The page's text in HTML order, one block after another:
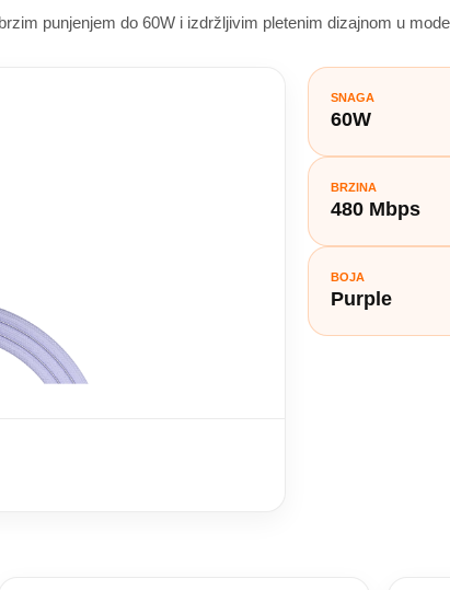
punjenjem do 60W i izdržljivim pletenim dizajnom u
SNAGA
60W
BRZINA
480 Mbps
BOJA
Purple